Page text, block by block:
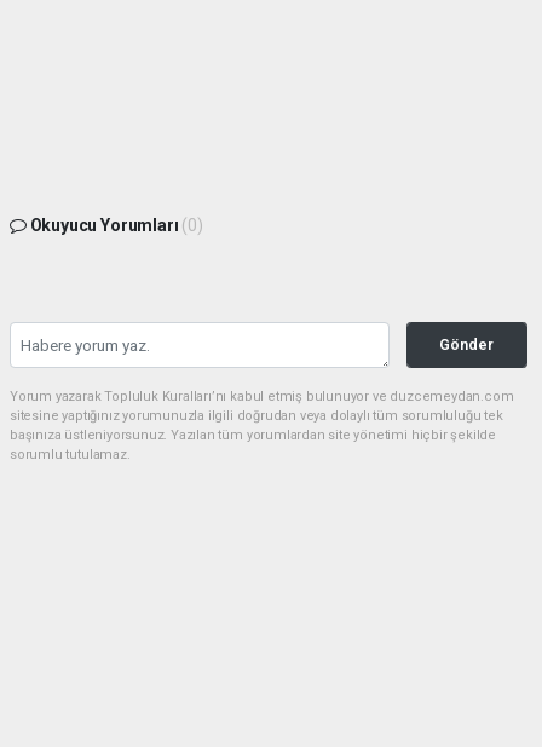
Okuyucu Yorumları (0)
Gönder
Yorum yazarak Topluluk Kuralları’nı kabul etmiş bulunuyor ve duzcemeydan.com
sitesine yaptığınız yorumunuzla ilgili doğrudan veya dolaylı tüm sorumluluğu tek
başınıza üstleniyorsunuz. Yazılan tüm yorumlardan site yönetimi hiçbir şekilde
sorumlu tutulamaz.